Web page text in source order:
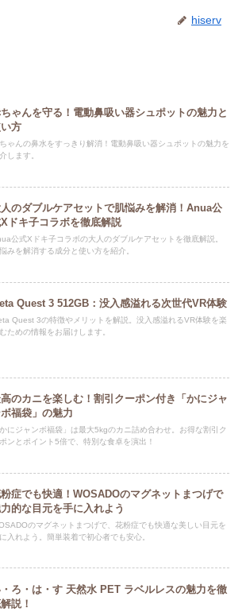
hiserv
ゃんを守る！電動鼻吸い器シュポットの魅力と
方
ゃんの鼻水をすっきり解消！電動鼻吸い器シュポットの魅力を
します。
のダブルケアセットで肌悩みを解消！Anua公
ドキ子コラボを徹底解説
公式Xドキ子コラボの大人のダブルケアセットを徹底解説。
みを解消する成分と使い方を紹介。
Quest 3 512GB：没入感溢れる次世代VR体験
Quest 3の特徴やメリットを解説。没入感溢れるVR体験を楽
ための情報をお届けします。
のカニを楽しむ！割引クーポン付き「かにジャ
福袋」の魅力
かにジャンボ福袋」は最大5kgのカニ詰め合わせ。お得な割引ク
ンとポイント5倍で、特別な食卓を演出！
症でも快適！WOSADOのマグネットまつげで
的な目元を手に入れよう
のマグネットまつげで、花粉症でも快適な美しい目元を
入れよう。簡単装着で初心者でも安心。
ろ・は・す 天然水 PET ラベルレスの魅力を徹
説！